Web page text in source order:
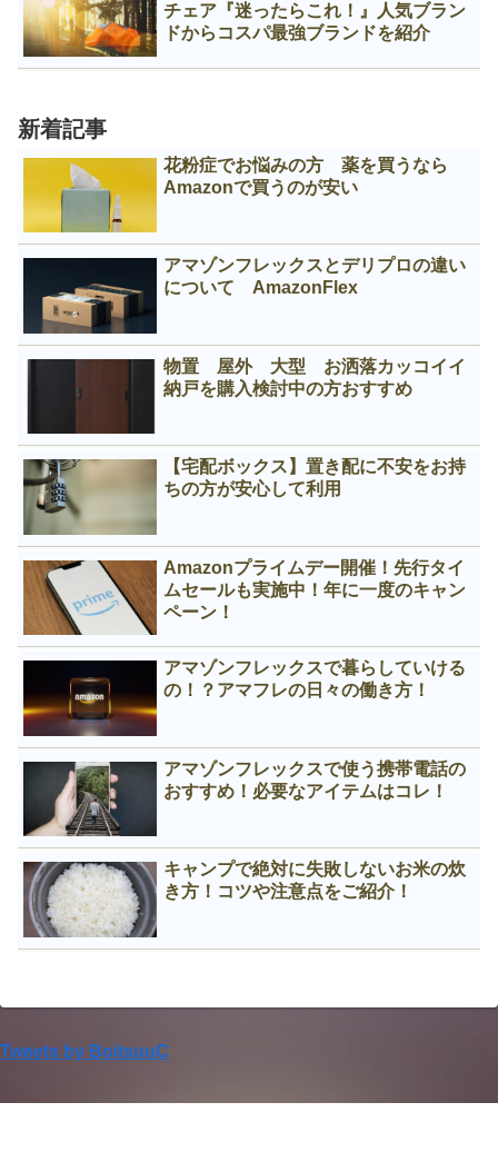
チェア『迷ったらこれ！』人気ブラン
ドからコスパ最強ブランドを紹介
新着記事
花粉症でお悩みの方 薬を買うなら
Amazonで買うのが安い
アマゾンフレックスとデリプロの違い
について AmazonFlex
物置 屋外 大型 お洒落カッコイイ
納戸を購入検討中の方おすすめ
【宅配ボックス】置き配に不安をお持
ちの方が安心して利用
Amazonプライムデー開催！先行タイ
ムセールも実施中！年に一度のキャン
ペーン！
アマゾンフレックスで暮らしていける
の！？アマフレの日々の働き方！
アマゾンフレックスで使う携帯電話の
おすすめ！必要なアイテムはコレ！
キャンプで絶対に失敗しないお米の炊
き方！コツや注意点をご紹介！
Tweets by BoitsuuC